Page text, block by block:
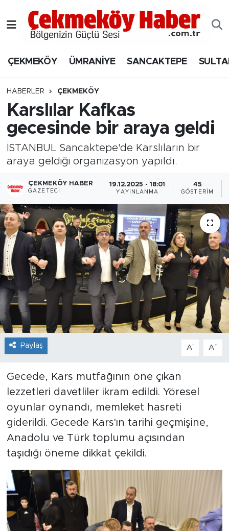
ÇEKMEKÖY ÜMRANİYE SANCAKTEPE
HABERLER ÇEKMEKÖY
Karslılar Kafkas
gecesinde bir araya geldi
İSTANBUL Sancaktepe'de Karslıların bir
araya geldiği organizasyon yapıldı.
ÇEKMEKÖY HABER
GAZETECI
19.12.2025 - 18:01
YAYINLANMA
45
GÖSTERIM
Paylaş A- A+
Gecede, Kars mutfağının öne çıkan
lezzetleri davetliler ikram edildi. Yöresel
oyunlar oynandı, memleket hasreti
giderildi. Gecede Kars'ın tarihi geçmişine,
Anadolu ve Türk toplumu açısından
taşıdığı öneme dikkat çekildi.
Nöbetçi Eczaneler
Hava Durumu
Namaz Vakitleri
Trafik Durumu
Süper Lig Puan Durumu ve Fikstür
Tüm Manşetler
Son Dakika Haberleri
Haber Arşivi